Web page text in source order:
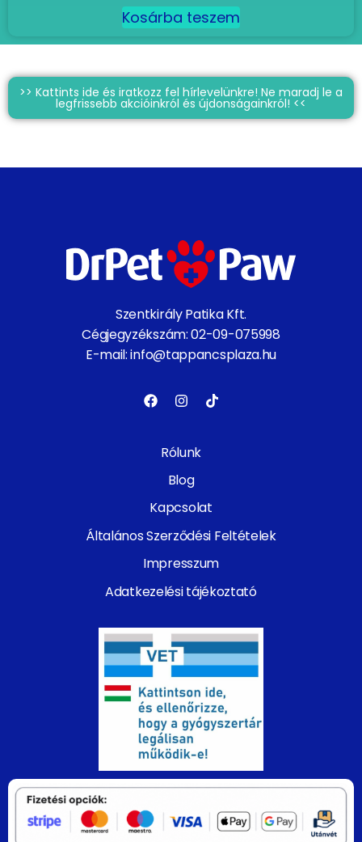
Kosárba teszem
>> Kattints ide és iratkozz fel hírlevelünkre! Ne maradj le a
legfrissebb akcióinkról és újdonságainkról! <<
Szentkirály Patika Kft.
Cégjegyzékszám: 02-09-075998
E-mail: info@tappancsplaza.hu
Rólunk
Blog
Kapcsolat
Általános Szerződési Feltételek
Impresszum
Adatkezelési tájékoztató